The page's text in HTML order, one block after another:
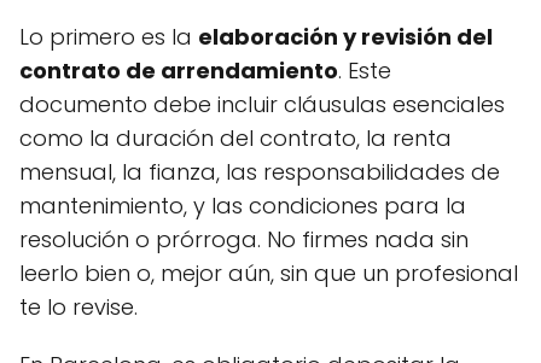
Lo primero es la elaboración y revisión del
contrato de arrendamiento. Este
documento debe incluir cláusulas esenciales
como la duración del contrato, la renta
mensual, la fianza, las responsabilidades de
mantenimiento, y las condiciones para la
resolución o prórroga. No firmes nada sin
leerlo bien o, mejor aún, sin que un profesional
te lo revise.